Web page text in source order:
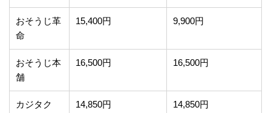
おそうじ革
命
15,400円 9,900円
おそうじ本
舗
16,500円 16,500円
カジタク 14,850円 14,850円